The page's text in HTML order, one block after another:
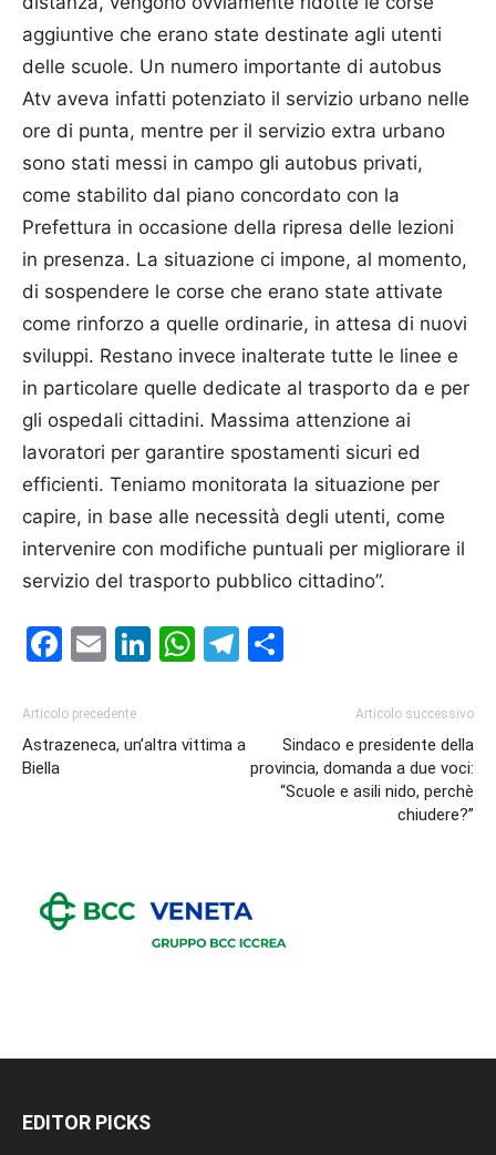
aggiuntive che erano state destinate agli utenti
delle scuole. Un numero importante di autobus
Atv aveva infatti potenziato il servizio urbano nelle
ore di punta, mentre per il servizio extra urbano
sono stati messi in campo gli autobus privati,
come stabilito dal piano concordato con la
Prefettura in occasione della ripresa delle lezioni
in presenza. La situazione ci impone, al momento,
di sospendere le corse che erano state attivate
come rinforzo a quelle ordinarie, in attesa di nuovi
sviluppi. Restano invece inalterate tutte le linee e
in particolare quelle dedicate al trasporto da e per
gli ospedali cittadini. Massima attenzione ai
lavoratori per garantire spostamenti sicuri ed
efficienti. Teniamo monitorata la situazione per
capire, in base alle necessità degli utenti, come
intervenire con modifiche puntuali per migliorare il
servizio del trasporto pubblico cittadino”.
Facebook
EmailLinkedIn
WhatsApp
Telegram
Articolo precedente
Astrazeneca, un’altra vittima a
Biella
Articolo successivo
Sindaco e presidente della
provincia, domanda a due voci:
“Scuole e asili nido, perchè
chiudere?”
EDITOR PICKS